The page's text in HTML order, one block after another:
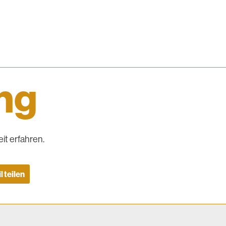
erfahren.
teilen